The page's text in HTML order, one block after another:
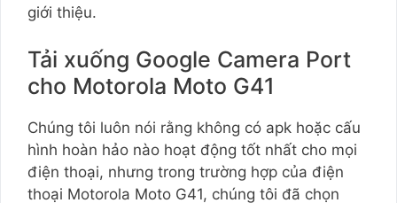
giới thiệu.
Tải xuống Google Camera Port
cho Motorola Moto G41
Chúng tôi luôn nói rằng không có apk hoặc cấu
hình hoàn hảo nào hoạt động tốt nhất cho mọi
điện thoại, nhưng trong trường hợp của điện
thoại Motorola Moto G41, chúng tôi đã chọn